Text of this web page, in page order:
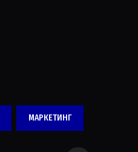
МАРКЕТИНГ